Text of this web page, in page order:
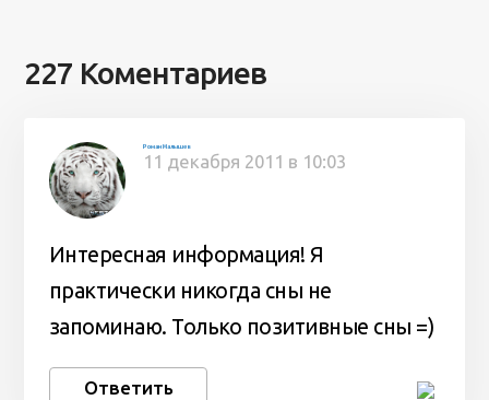
227 Коментариев
Роман Малышев
11 декабря 2011 в 10:03
Интересная информация! Я
практически никогда сны не
запоминаю. Только позитивные сны =)
Ответить